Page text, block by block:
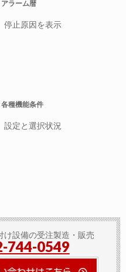
アラーム暦
停止原因を表示
各種機能条件
設定と選択状況
け設備の受注製造・販売
744-0549